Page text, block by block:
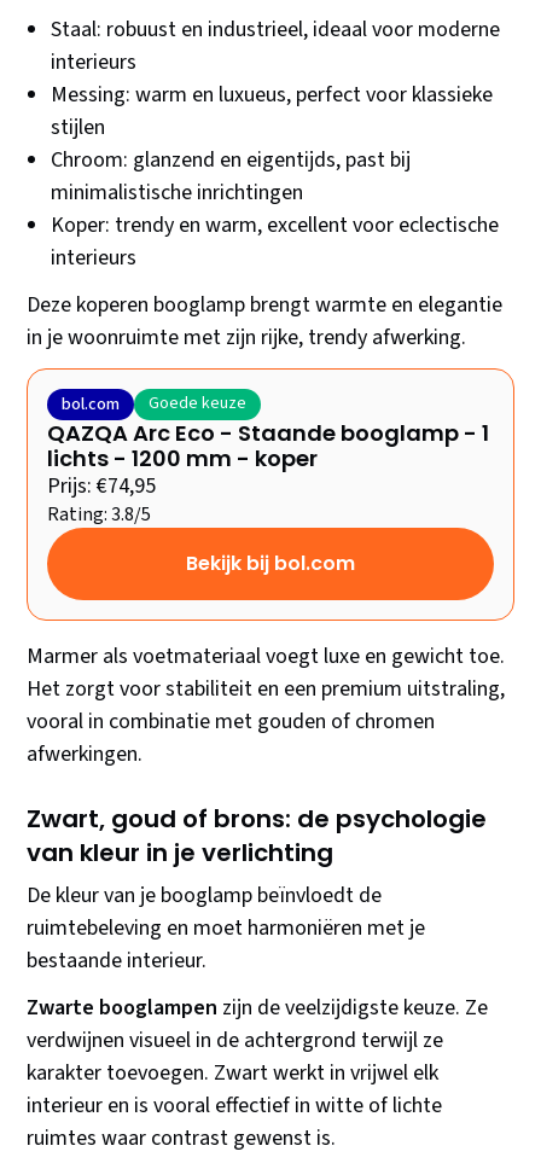
Staal: robuust en industrieel, ideaal voor moderne
interieurs
Messing: warm en luxueus, perfect voor klassieke
stijlen
Chroom: glanzend en eigentijds, past bij
minimalistische inrichtingen
Koper: trendy en warm, excellent voor eclectische
interieurs
Deze koperen booglamp brengt warmte en elegantie
in je woonruimte met zijn rijke, trendy afwerking.
bol.com Goede keuze
QAZQA Arc Eco - Staande booglamp - 1
lichts - 1200 mm - koper
Prijs: €74,95
Rating: 3.8/5
Bekijk bij bol.com
Marmer als voetmateriaal voegt luxe en gewicht toe.
Het zorgt voor stabiliteit en een premium uitstraling,
vooral in combinatie met gouden of chromen
afwerkingen.
Zwart, goud of brons: de psychologie
van kleur in je verlichting
De kleur van je booglamp beïnvloedt de
ruimtebeleving en moet harmoniëren met je
bestaande interieur.
Zwarte booglampen zijn de veelzijdigste keuze. Ze
verdwijnen visueel in de achtergrond terwijl ze
karakter toevoegen. Zwart werkt in vrijwel elk
interieur en is vooral effectief in witte of lichte
ruimtes waar contrast gewenst is.